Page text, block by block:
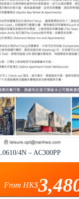
4N – AC300PP
From HK$